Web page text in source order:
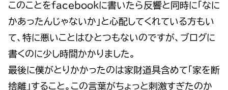
このことをfacebookに書いたら反響と同時に「なに
かあったんじゃないか」と心配してくれている方もい
て、特に悪いことはひとつもないのですが、ブログに
書くのに少し時間かかりました。
最後に僕がとりかかったのは家財道具含めて「家を断
捨離」すること。この言葉がちょっと刺激すぎたのか